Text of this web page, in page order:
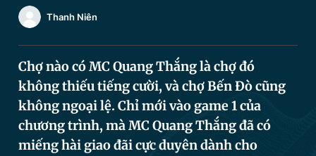
Đọc Thanh Niên trên điện thoại
Thanh Niên
Chợ nào có MC Quang Thắng là chợ đó
không thiếu tiếng cười, và chợ Bến Đò cũng
không ngoại lệ. Chỉ mới vào game 1 của
chương trình, mà MC Quang Thắng đã có
miếng hài giao đãi cực duyên dành cho